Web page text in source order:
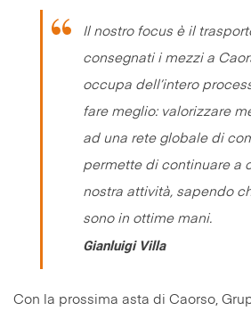
Il nostro focus è il
consegnati i mezzi a
occupa dell’intero
fare meglio: valorizzare
ad una rete globale di
permette di continuare a
nostra attività, sapendo
sono in ottime mani.
Gianluigi Villa
Con la prossima asta di Caorso,